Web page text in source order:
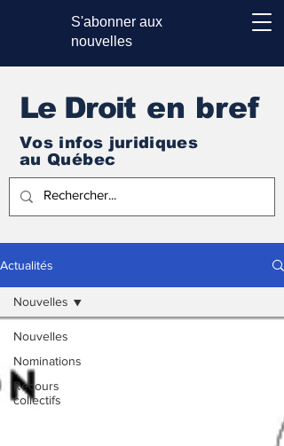
S'abonner aux
nouvelles
Le Droit en bref
Vos infos juridiques
au Québec
Actualités
Nouvelles
Nominations
Recours
collectifs
Nouvelles